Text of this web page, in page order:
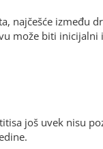
najčešće između
može biti
još uvek nisu